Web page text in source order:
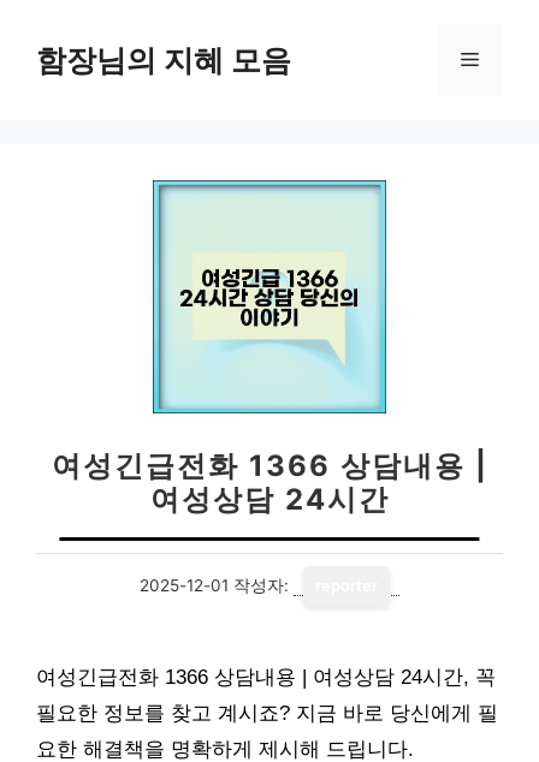
함장님의 지혜 모음 메
여성긴급전화 1366 상담내용 |
여성상담 24시간
2025-12-01 작성자:
여성긴급전화 1366 상담내용 | 여성상담 24시간, 꼭
필요한 정보를 찾고 계시죠? 지금 바로 당신에게 필
요한 해결책을 명확하게 제시해 드립니다.